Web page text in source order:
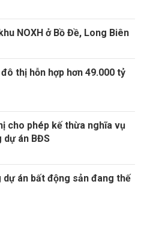
NOXH ở Bồ Đề, Long Biên
thị hỗn hợp hơn 49.000 tỷ
cho phép kế thừa nghĩa vụ
dự án BĐS
án bất động sản đang thế